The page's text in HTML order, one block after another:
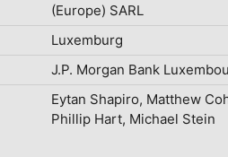
(Europe) SARL
Luxemburg
J.P. Morgan Bank
Eytan Shapiro, Matthew
Phillip Hart, Michael Stein